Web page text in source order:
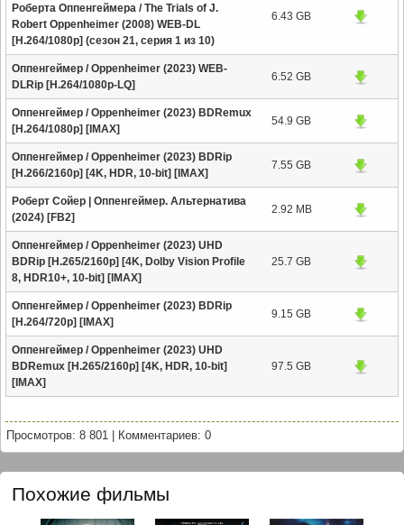
Роберта Оппенгеймера / The Trials of J.
Robert Oppenheimer (2008) WEB-DL
[H.264/1080p] (сезон 21, серия 1 из 10)
6.43 GB
Оппенгеймер / Oppenheimer (2023) WEB-
DLRip [H.264/1080p-LQ]
6.52 GB
Оппенгеймер / Oppenheimer (2023) BDRemux
[H.264/1080p] [IMAX]
54.9 GB
Оппенгеймер / Oppenheimer (2023) BDRip
[H.266/2160p] [4K, HDR, 10-bit] [IMAX]
7.55 GB
Роберт Сойер | Оппенгеймер. Альтернатива
(2024) [FB2]
2.92 MB
Оппенгеймер / Oppenheimer (2023) UHD
BDRip [H.265/2160p] [4K, Dolby Vision Profile
8, HDR10+, 10-bit] [IMAX]
25.7 GB
Оппенгеймер / Oppenheimer (2023) BDRip
[H.264/720p] [IMAX]
9.15 GB
Оппенгеймер / Oppenheimer (2023) UHD
BDRemux [H.265/2160p] [4K, HDR, 10-bit]
[IMAX]
97.5 GB
Просмотров: 8 801 | Комментариев: 0
Похожие фильмы